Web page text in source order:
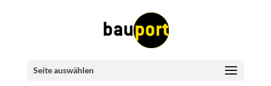
Seite auswählen